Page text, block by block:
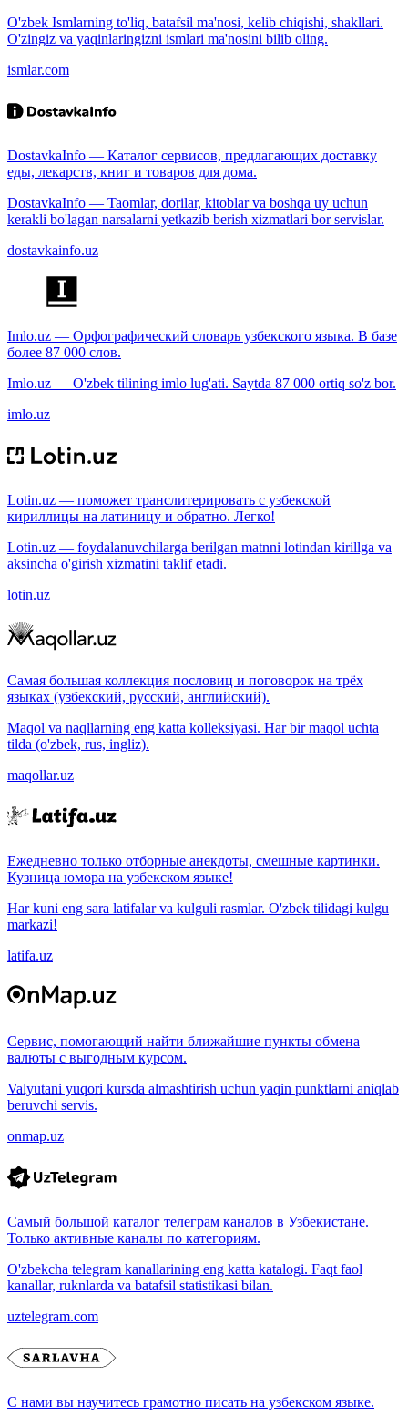
O'zbek Ismlarning to'liq, batafsil ma'nosi, kelib chiqishi, shakllari.
O'zingiz va yaqinlaringizni ismlari ma'nosini bilib oling.
ismlar.com
DostavkaInfo — Каталог сервисов, предлагающих доставку
еды, лекарств, книг и товаров для дома.
DostavkaInfo — Taomlar, dorilar, kitoblar va boshqa uy uchun
kerakli bo'lagan narsalarni yetkazib berish xizmatlari bor servislar.
dostavkainfo.uz
Imlo.uz — Орфографический словарь узбекского языка. В базе
более 87 000 слов.
Imlo.uz — O'zbek tilining imlo lug'ati. Saytda 87 000 ortiq so'z bor.
imlo.uz
Lotin.uz — поможет транслитерировать с узбекской
кириллицы на латиницу и обратно. Легко!
Lotin.uz — foydalanuvchilarga berilgan matnni lotindan kirillga va
aksincha o'girish xizmatini taklif etadi.
lotin.uz
Самая большая коллекция пословиц и поговорок на трёх
языках (узбекский, русский, английский).
Maqol va naqllarning eng katta kolleksiyasi. Har bir maqol uchta
tilda (o'zbek, rus, ingliz).
maqollar.uz
Ежедневно только отборные анекдоты, смешные картинки.
Кузница юмора на узбекском языке!
Har kuni eng sara latifalar va kulguli rasmlar. O'zbek tilidagi kulgu
markazi!
latifa.uz
Сервис, помогающий найти ближайшие пункты обмена
валюты с выгодным курсом.
Valyutani yuqori kursda almashtirish uchun yaqin punktlarni aniqlab
beruvchi servis.
onmap.uz
Самый большой каталог телеграм каналов в Узбекистане.
Только активные каналы по категориям.
O'zbekcha telegram kanallarining eng katta katalogi. Faqt faol
kanallar, ruknlarda va batafsil statistikasi bilan.
uztelegram.com
С нами вы научитесь грамотно писать на узбекском языке.